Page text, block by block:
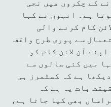
کے چکروں میں نجی
ہے۔ انہوں نے کہا
کام کرنے والی
سے پوری طرح واقف
آن لائن کام کو
میں کئی سالوں سے
ہے کہ کسٹمرز ہی
بات یہ ہے کہ
بھی کیا جاتا ہے،